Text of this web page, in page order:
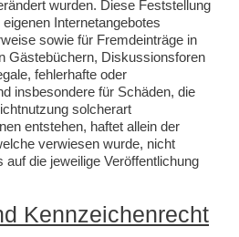
wurden. Diese Feststellung
Internetangebotes
sowie für Fremdeinträge in
Gästebüchern, Diskussionsforen
fehlerhafte oder
insbesondere für Schäden, die
solcherart
entstehen, haftet allein der
verwiesen wurde, nicht
auf die jeweilige Veröffentlichung
Kennzeichenrecht